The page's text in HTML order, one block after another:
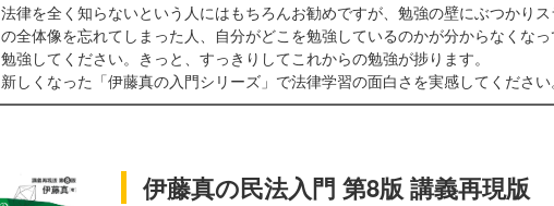
法律を全く知らないという人にはもちろんお勧めですが、勉強の壁にぶつかり
の全体像を忘れてしまった人、自分がどこを勉強しているのかが分からなくな
勉強してください。きっと、すっきりしてこれからの勉強が捗ります。
新しくなった「伊藤真の入門シリーズ」で法律学習の面白さを実感してください
伊藤真の民法入門 第8版 講義再現版